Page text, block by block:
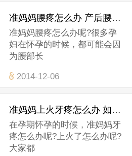
准妈妈腰疼怎么办 产后腰疼如何解决
准妈妈腰疼怎么办呢?很多孕
妇在怀孕的时候，都可能会因
为腰部长
2014-12-06
准妈妈上火牙疼怎么办 如何解决
在孕期怀孕的时候，准妈妈牙
疼怎么办呢?上火了怎么办呢?
大家都